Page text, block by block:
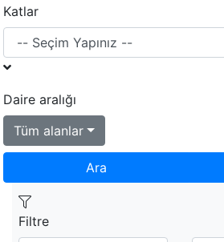
Katlar
Daire aralığı
Tüm alanlar
Ara
Filtre